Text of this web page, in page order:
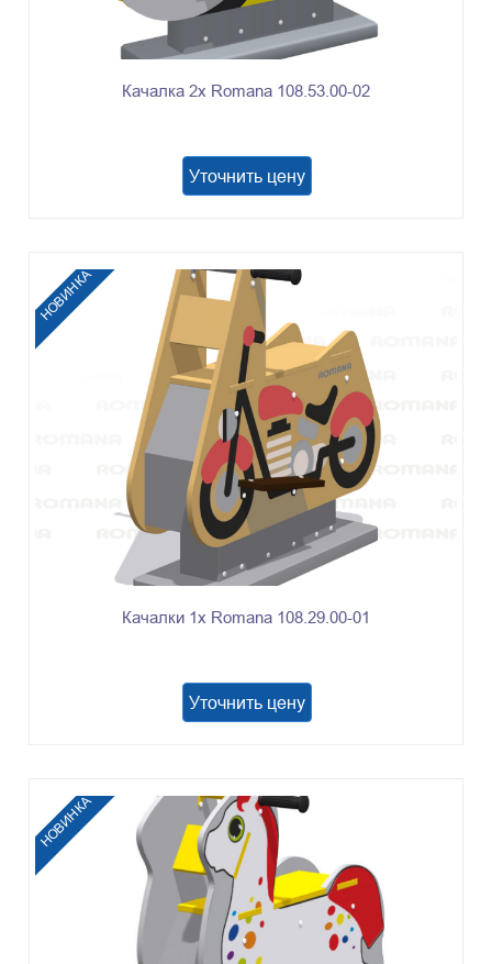
Уточнить цену
Качалка 2х Romana 108.53.00-02
НОВИНКА
Уточнить цену
Качалки 1х Romana 108.29.00-01
НОВИНКА